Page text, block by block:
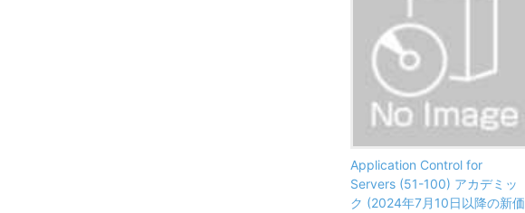
Application Control for
Servers (51-100) アカデミッ
ク (2024年7月10日以降の新価